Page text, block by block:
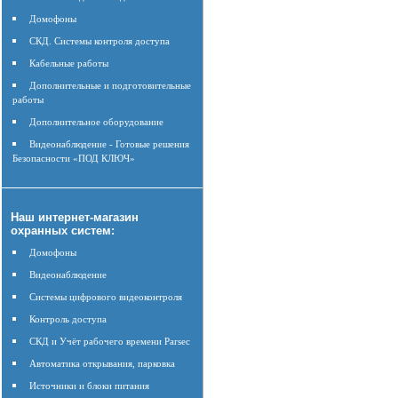
Домофоны
СКД. Системы контроля доступа
Кабельные работы
Дополнительные и подготовительные
работы
Дополнительное оборудование
Видеонаблюдение - Готовые решения
Безопасности «ПОД КЛЮЧ»
Наш интернет-магазин
охранных систем:
Домофоны
Видеонаблюдение
Системы цифрового видеоконтроля
Контроль доступа
СКД и Учёт рабочего времени Parsec
Автоматика открывания, парковка
Источники и блоки питания